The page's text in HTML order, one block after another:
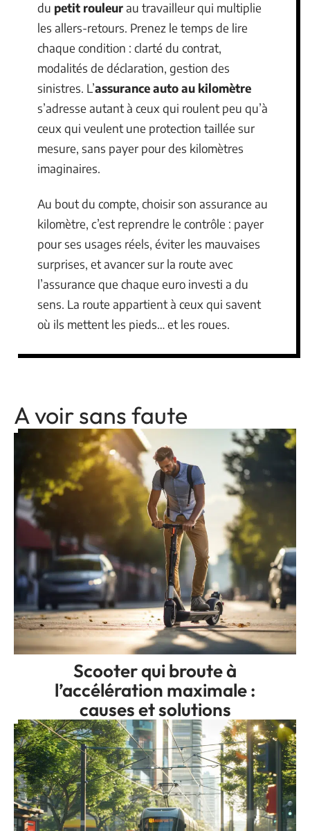
du petit rouleurau travailleur qui multiplie
les allers-retours. Prenez le temps de lire
chaque condition : clarté du contrat,
modalités de déclaration, gestion des
sinistres. L’assurance auto au kilomètre
s’adresse autant à ceux qui roulent peu qu’à
ceux qui veulent une protection taillée sur
mesure, sans payer pour des kilomètres
imaginaires.
Au bout du compte, choisir son assurance au
kilomètre, c’est reprendre le contrôle : payer
pour ses usages réels, éviter les mauvaises
surprises, et avancer sur la route avec
l’assurance que chaque euro investi a du
sens. La route appartient à ceux qui savent
où ils mettent les pieds… et les roues.
A voir sans faute
Scooter qui broute à
l’accélération maximale :
causes et solutions